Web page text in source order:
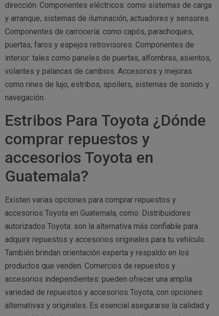
dirección. Componentes eléctricos: como sistemas de carga
y arranque, sistemas de iluminación, actuadores y sensores.
Componentes de carrocería: como capós, parachoques,
puertas, faros y espejos retrovisores. Componentes de
interior: tales como paneles de puertas, alfombras, asientos,
volantes y palancas de cambios. Accesorios y mejoras:
como rines de lujo, estribos, spoilers, sistemas de sonido y
navegación.
Estribos Para Toyota ¿Dónde
comprar repuestos y
accesorios Toyota en
Guatemala?
Existen varias opciones para comprar repuestos y
accesorios Toyota en Guatemala, como: Distribuidores
autorizados Toyota: son la alternativa más confiable para
adquirir repuestos y accesorios originales para tu vehículo.
También brindan orientación experta y respaldo en los
productos que venden. Comercios de repuestos y
accesorios independientes: pueden ofrecer una amplia
variedad de repuestos y accesorios Toyota, con opciones
alternativas y originales. Es esencial asegurarse la calidad y